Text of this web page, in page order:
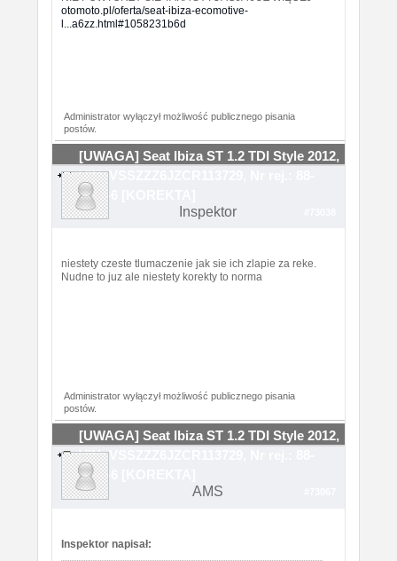
otomoto.pl/oferta/seat-ibiza-ecomotive-
l...a6zz.html#1058231b6d
Administrator wyłączył możliwość publicznego pisania
postów.
[UWAGA] Seat Ibiza ST 1.2 TDI Style 2012,
VIN: VSSZZZ6JZCR113729, Nr rej.: 88-
TKR-6 [KOREKTA]
Inspektor
niestety czeste tlumaczenie jak sie ich zlapie za reke.
Nudne to juz ale niestety korekty to norma
Administrator wyłączył możliwość publicznego pisania
postów.
[UWAGA] Seat Ibiza ST 1.2 TDI Style 2012,
VIN: VSSZZZ6JZCR113729, Nr rej.: 88-
TKR-6 [KOREKTA]
AMS
Inspektor napisał: